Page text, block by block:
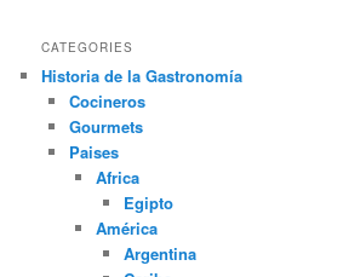
CATEGORIES
Historia de la Gastronomía
Cocineros
Gourmets
Paises
Africa
Egipto
América
Argentina